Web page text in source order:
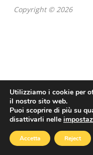
Copyright © 2026
Utilizziamo i cookie per
il nostro sito web.
Puoi scoprire di più su
disattivarli nelle
Accetta Reject